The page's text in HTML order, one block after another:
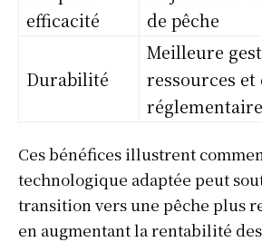
efficacité
de pêche
Durabilité
Meilleure
ressources
réglementaire
Ces bénéfices illustrent
technologique adaptée peut
transition vers une pêche plus
en augmentant la rentabilité